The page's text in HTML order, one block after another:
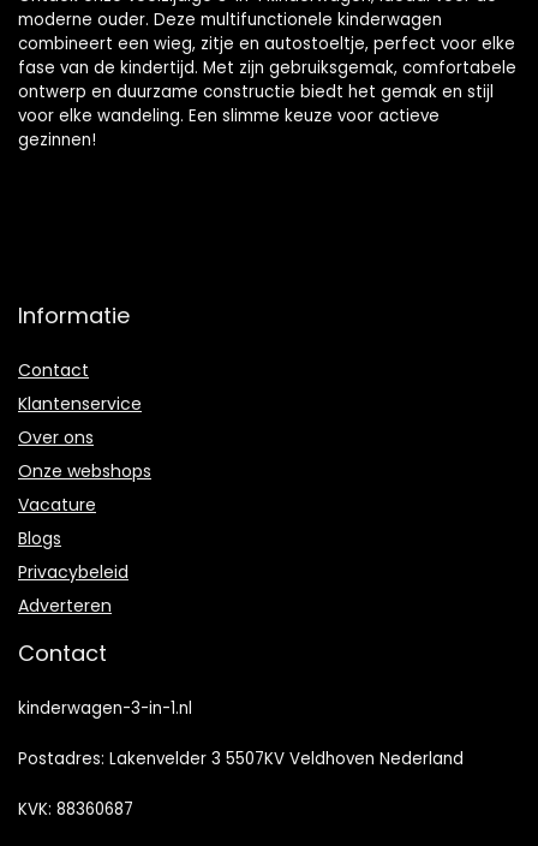
moderne ouder. Deze multifunctionele kinderwagen
combineert een wieg, zitje en autostoeltje, perfect voor elke
fase van de kindertijd. Met zijn gebruiksgemak, comfortabele
ontwerp en duurzame constructie biedt het gemak en stijl
voor elke wandeling. Een slimme keuze voor actieve
gezinnen!
Informatie
Contact
Klantenservice
Over ons
Onze webshops
Vacature
Blogs
Privacybeleid
Adverteren
Contact
kinderwagen-3-in-1.nl
Postadres: Lakenvelder 3 5507KV Veldhoven Nederland
KVK: 88360687